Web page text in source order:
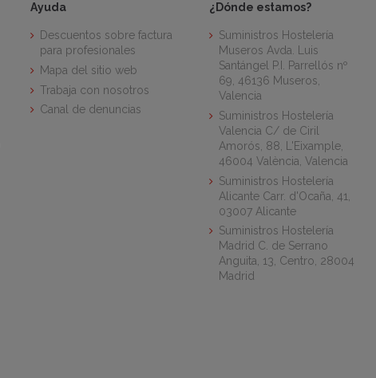
Ayuda
Descuentos sobre factura
para profesionales
Mapa del sitio web
Trabaja con nosotros
Canal de denuncias
¿Dónde estamos?
Suministros Hostelería
Museros Avda. Luis
Santángel P.I. Parrellós nº
69, 46136 Museros,
Valencia
Suministros Hostelería
Valencia C/ de Ciril
Amorós, 88, L'Eixample,
46004 València, Valencia
Suministros Hostelería
Alicante Carr. d'Ocaña, 41,
03007 Alicante
Suministros Hostelería
Madrid C. de Serrano
Anguita, 13, Centro, 28004
Madrid